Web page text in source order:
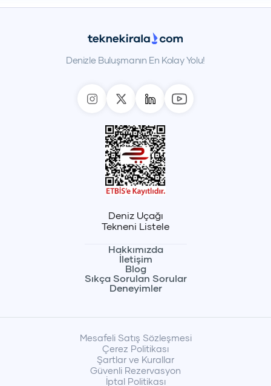
Denizle Buluşmanın En Kolay Yolu!
Deniz Uçağı
Tekneni Listele
Hakkımızda
İletişim
Blog
Sıkça Sorulan Sorular
Deneyimler
Mesafeli Satış Sözleşmesi
Çerez Politikası
Şartlar ve Kurallar
Güvenli Rezervasyon
İptal Politikası